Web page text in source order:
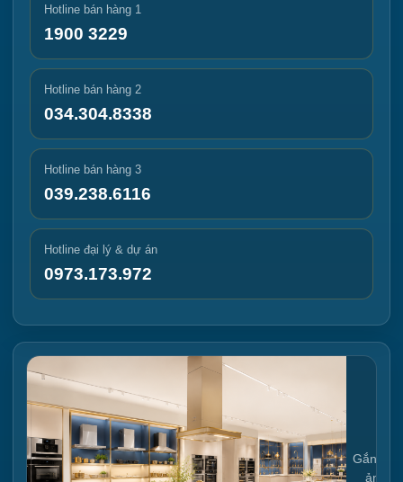
Hotline bán hàng 1
1900 3229
Hotline bán hàng 2
034.304.8338
Hotline bán hàng 3
039.238.6116
Hotline đại lý & dự án
0973.173.972
Gắn link
ảnh